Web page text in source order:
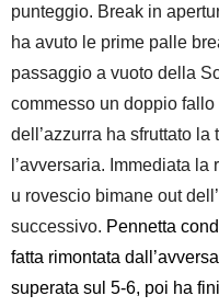
punteggio. Break in
ha avuto le prime palle
passaggio a vuoto della
commesso un doppio
dell’azzurra ha sfruttato
l’avversaria. Immediata
u rovescio bimane out
successivo. Pennetta
fatta rimontata
superata sul 5-6, poi ha